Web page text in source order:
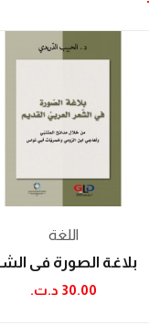
اللغة
30.00 د.ت.‏